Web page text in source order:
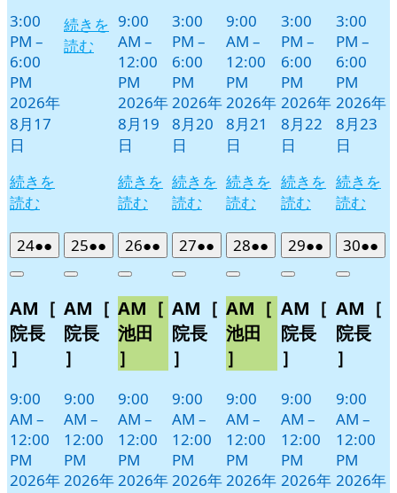
3:00
PM –
6:00
PM
2026年
8月17
日
続きを
読む
続きを
読む
9:00
AM –
12:00
PM
2026年
8月19
日
続きを
読む
3:00
PM –
6:00
PM
2026年
8月20
日
続きを
読む
9:00
AM –
12:00
PM
2026年
8月21
日
続きを
読む
3:00
PM –
6:00
PM
2026年
8月22
日
続きを
読む
3:00
PM –
6:00
PM
2026年
8月23
日
続きを
読む
242026
年
月
24
日
●●
件
イ
ベ
ト)
Close
AM［
院長
］
9:00
AM –
12:00
PM
2026年
252026
年
月
25
日
●●
件
イ
ベ
ト)
Close
AM［
院長
］
9:00
AM –
12:00
PM
2026年
262026
年
月
26
日
●●
件
イ
ベ
ト)
Close
AM［
池田
］
9:00
AM –
12:00
PM
2026年
272026
年
月
27
日
●●
件
イ
ベ
ト)
Close
AM［
院長
］
9:00
AM –
12:00
PM
2026年
282026
年
月
28
日
●●
件
イ
ベ
ト)
Close
AM［
池田
］
9:00
AM –
12:00
PM
2026年
292026
年
月
29
日
●●
件
イ
ベ
ト)
Close
AM［
院長
］
9:00
AM –
12:00
PM
2026年
302026
年
月
30
日
●●
件
イ
Close
AM［
院長
］
9:00
AM –
12:00
PM
2026年